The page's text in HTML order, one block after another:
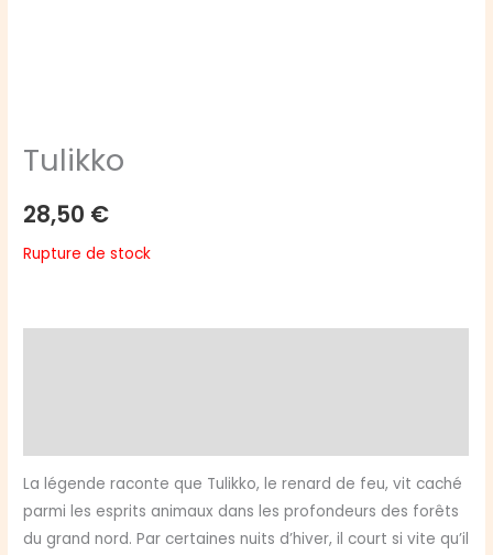
Tulikko
28,50 €
Rupture de stock
La légende raconte que Tulikko, le renard de feu, vit caché
parmi les esprits animaux dans les profondeurs des forêts
du grand nord. Par certaines nuits d’hiver, il court si vite qu’il